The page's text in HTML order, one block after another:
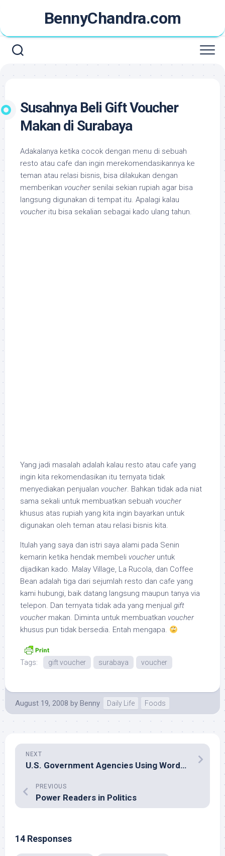
content
BennyChandra.com
Susahnya Beli Gift Voucher
Makan di Surabaya
Adakalanya ketika cocok dengan menu di sebuah
resto atau cafe dan ingin merekomendasikannya ke
teman atau relasi bisnis, bisa dilakukan dengan
memberikan vouchersenilai sekian rupiah agar bisa
langsung digunakan di tempat itu. Apalagi kalau
voucheritu bisa sekalian sebagai kado ulang tahun.
Yang jadi masalah adalah kalau resto atau cafe yang
ingin kita rekomendasikan itu ternyata tidak
menyediakan penjualan voucher. Bahkan tidak ada niat
sama sekali untuk membuatkan sebuah voucher
khusus atas rupiah yang kita ingin bayarkan untuk
digunakan oleh teman atau relasi bisnis kita.
Itulah yang saya dan istri saya alami pada Senin
kemarin ketika hendak membeli voucheruntuk
dijadikan kado. Malay Village, La Rucola, dan Coffee
Bean adalah tiga dari sejumlah resto dan cafe yang
kami hubungi, baik datang langsung maupun tanya via
telepon. Dan ternyata tidak ada yang menjual gift
vouchermakan. Diminta untuk membuatkan voucher
khusus pun tidak bersedia. Entah mengapa.
Tags: gift voucher surabaya voucher
August 19, 2008 by Benny Daily Life Foods
NEXT
U.S. Government Agencies Using WordPress
PREVIOUS
Power Readers in Politics
14 Responses